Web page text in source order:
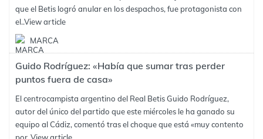
que el Betis logró anular en los despachos, fue protagonista con
el..View article
MARCA
Guido Rodríguez: «Había que sumar tras perder
puntos fuera de casa»
El centrocampista argentino del Real Betis Guido Rodríguez,
autor del único del partido que este miércoles le ha ganado su
equipo al Cádiz, comentó tras el choque que está «muy contento